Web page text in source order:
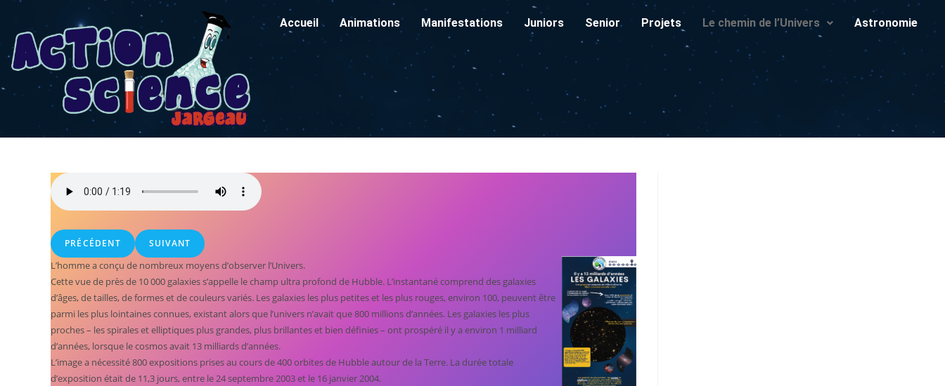
Accueil Animations Manifestations Juniors Senior Projets Le chemin de l’Univers Astronomie
PRÉCÉDENT SUIVANT
L’homme a conçu de nombreux moyens d’observer l’Univers.
Cette vue de près de 10 000 galaxies s’appelle le champ ultra profond de Hubble. L’instantané comprend des galaxies
d’âges, de tailles, de formes et de couleurs variés. Les galaxies les plus petites et les plus rouges, environ 100, peuvent être
parmi les plus lointaines connues, existant alors que l’univers n’avait que 800 millions d’années. Les galaxies les plus
proches – les spirales et elliptiques plus grandes, plus brillantes et bien définies – ont prospéré il y a environ 1 milliard
d’années, lorsque le cosmos avait 13 milliards d’années.
L’image a nécessité 800 expositions prises au cours de 400 orbites de Hubble autour de la Terre. La durée totale
d’exposition était de 11,3 jours, entre le 24 septembre 2003 et le 16 janvier 2004.